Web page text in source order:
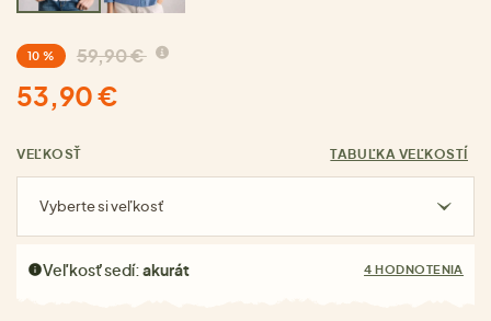
10 % 59,90 €
53,90 €
VEĽKOSŤ TABUĽKA VEĽKOSTÍ
Vyberte si veľkosť
Veľkosť sedí:akurát 4 HODNOTENIA